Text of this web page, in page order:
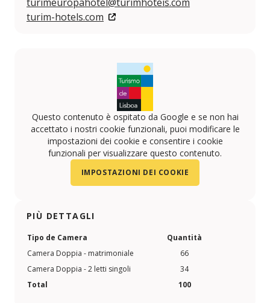
turimeuropahotel@turimhoteis.com
turim-hotels.com
Questo contenuto è ospitato da Google e se non hai
accettato i nostri cookie funzionali, puoi modificare le
impostazioni dei cookie e consentire i cookie
funzionali per visualizzare questo contenuto.
IMPOSTAZIONI DEI COOKIE
PIÙ DETTAGLI
Tipo de Camera
Quantità
Camera Doppia - matrimoniale
66
Camera Doppia - 2 letti singoli
34
Total
100